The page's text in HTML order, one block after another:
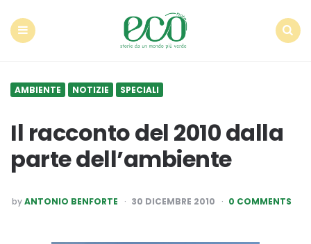
AMBIENTE NOTIZIE SPECIALI
Il racconto del 2010 dalla
parte dell’ambiente
POSTED
BY
byANTONIO BENFORTE 30 DICEMBRE 2010 0 COMMENTS